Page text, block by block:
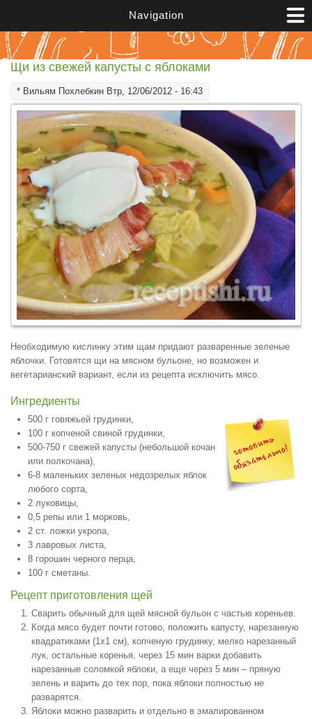
Navigation
Щи из свежей капусты с яблоками
* Вильям Похлебкин Втр, 12/06/2012 - 16:43
Необходимую кислинку этим щам придают разваренные зеленые
яблочки. Готовятся щи на мясном бульоне, но возможен и
вегетарианский вариант, если из рецепта исключить мясо.
Ингредиенты
500 г говяжьей грудинки,
100 г копченой свиной грудинки,
500-750 г свежей капусты (небольшой кочан
или полкочана),
6-8 маленьких зеленых недозрелых яблок
любого сорта,
2 луковицы,
0,5 репы или 1 морковь,
2 ст. ложки укропа,
3 лавровых листа,
8 горошин черного перца,
100 г сметаны.
Рецепт приготовления щей
Сварить обычный для щей мясной бульон с частью кореньев.
Когда мясо будет почти готово, положить капусту, нарезанную
квадратиками (1х1 см), копченую грудинку, мелко нарезанный
лук, остальные коренья, через 15 мин варки добавить
нарезанные соломкой яблоки, а еще через 5 мин – пряную
зелень и варить до тех пор, пока яблоки полностью не
разварятся.
Яблоки можно разварить и отдельно в эмалированном